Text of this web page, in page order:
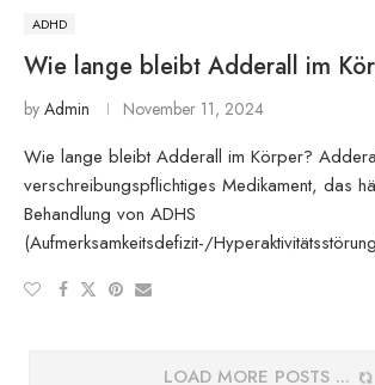
ADHD
Wie lange bleibt Adderall im
by Admin November 11, 2024
Wie lange bleibt Adderall im Körper?
verschreibungspflichtiges Medikament, das
Behandlung von ADHS
(Aufmerksamkeitsdefizit-/
LOAD MORE POSTS